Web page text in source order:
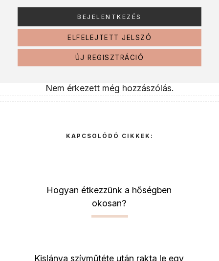
ELFELEJTETT JELSZÓ
ÚJ REGISZTRÁCIÓ
Nem érkezett még hozzászólás.
KAPCSOLÓDÓ CIKKEK:
Hogyan étkezzünk a hőségben
okosan?
Kislánya szívműtéte után rakta le egy